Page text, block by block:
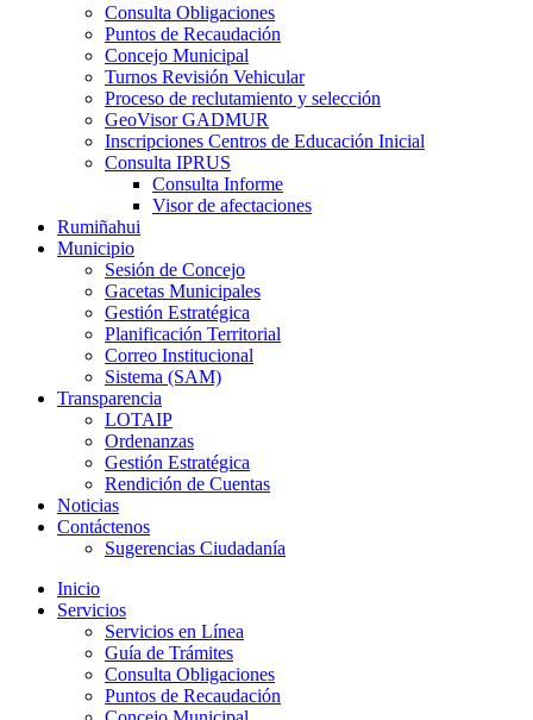
Consulta Obligaciones
Puntos de Recaudación
Concejo Municipal
Turnos Revisión Vehicular
Proceso de reclutamiento y selección
GeoVisor GADMUR
Inscripciones Centros de Educación Inicial
Consulta IPRUS
Consulta Informe
Visor de afectaciones
Rumiñahui
Municipio
Sesión de Concejo
Gacetas Municipales
Gestión Estratégica
Planificación Territorial
Correo Institucional
Sistema (SAM)
Transparencia
LOTAIP
Ordenanzas
Gestión Estratégica
Rendición de Cuentas
Noticias
Contáctenos
Sugerencias Ciudadanía
Inicio
Servicios
Servicios en Línea
Guía de Trámites
Consulta Obligaciones
Puntos de Recaudación